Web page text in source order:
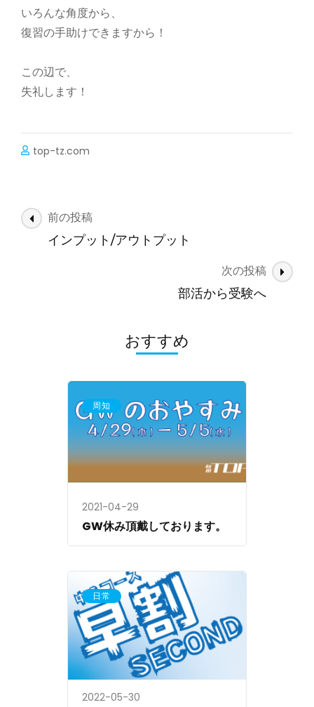
いろんな角度から、
復習の手助けできますから！
この辺で、
失礼します！
top-tz.com
投
稿
前の投稿
インプット/アウトプット
次の投稿
部活から受験へ
おすすめ
周知
2021-04-29
GW休み頂戴しております。
日常
2022-05-30